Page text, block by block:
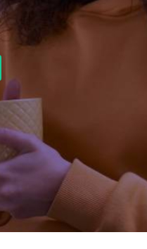
İncelemek İçin Tıklayın